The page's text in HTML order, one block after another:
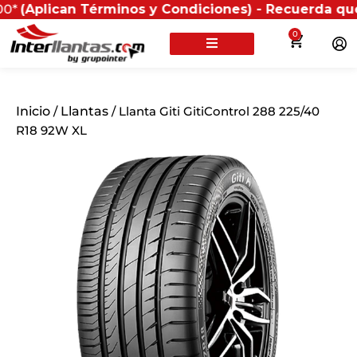
Términos y Condiciones) - Recuerda que si
0
Inicio / Llantas / Llanta Giti GitiControl 288 225/40
R18 92W XL